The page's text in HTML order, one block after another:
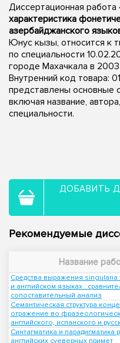
Диссертационная работа
характеристика
азербайджанского
Юнус кызы, относится к
по специальности
городе Махачкала в
Внутренний код товара:
представлены основные
включая название,
специальности.
ДОБАВИТЬ
Рекомендуемые
Название
Средства выражения singularia
и английском языках :
сопоставительный анализ
Семантическая структура
отражение во
английского, испанского и
Синтагматика и парадигматика
английских суеверных примет